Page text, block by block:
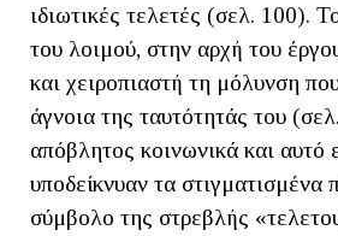
ιδιωτικές τελετές (σελ. 100).
του λοιμού, στην αρχή του
και χειροπιαστή τη μόλυνση
άγνοια της ταυτότητάς του
απόβλητος κοινωνικά και αυτό
υποδείκνυαν τα στιγματισμένα
σύμβολο της στρεβλής